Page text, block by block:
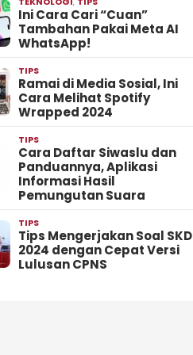
Ini Cara Cari “Cuan”
Tambahan Pakai Meta AI
WhatsApp!
TIPS
Ramai di Media Sosial, Ini
Cara Melihat Spotify
Wrapped 2024
TIPS
Cara Daftar Siwaslu dan
Panduannya, Aplikasi
Informasi Hasil
Pemungutan Suara
TIPS
Tips Mengerjakan Soal SKD
2024 dengan Cepat Versi
Lulusan CPNS